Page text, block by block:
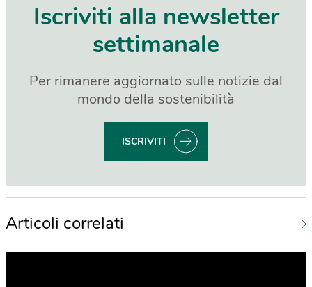
Iscriviti alla newsletter
settimanale
Per rimanere aggiornato sulle notizie dal
mondo della sostenibilità
ISCRIVITI
Articoli correlati